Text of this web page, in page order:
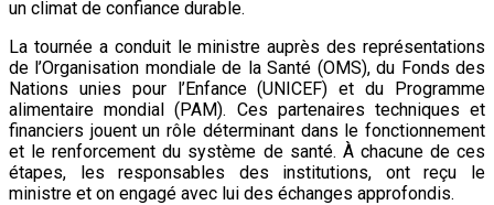
un climat de confiance durable.
La tournée a conduit le ministre auprès des représentations
de l’Organisation mondiale de la Santé (OMS), du Fonds des
Nations unies pour l’Enfance (UNICEF) et du Programme
alimentaire mondial (PAM). Ces partenaires techniques et
financiers jouent un rôle déterminant dans le fonctionnement
et le renforcement du système de santé. À chacune de ces
étapes, les responsables des institutions, ont reçu le
ministre et on engagé avec lui des échanges approfondis.